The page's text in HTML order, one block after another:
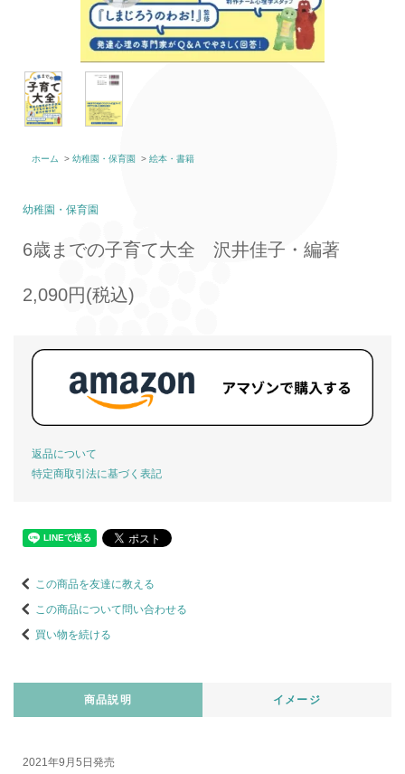
ホーム > 幼稚園・保育園 > 絵本・書籍
幼稚園・保育園
6歳までの子育て大全 沢井佳子・編著
2,090円(税込)
返品について
特定商取引法に基づく表記
この商品を友達に教える
この商品について問い合わせる
買い物を続ける
商品説明 イメージ
2021年9月5日発売